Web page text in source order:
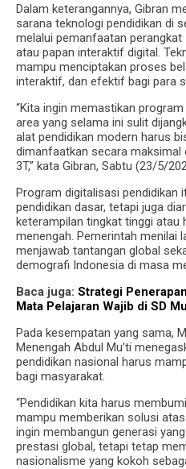
Dalam keterangannya, Gibran
sarana teknologi pendidikan di
melalui pemanfaatan perangkat
atau papan interaktif digital.
mampu menciptakan proses
interaktif, dan efektif bagi para
“Kita ingin memastikan
area yang selama ini sulit
alat pendidikan modern harus
dimanfaatkan secara maksimal
3T,” kata Gibran, Sabtu (23/5/
Program digitalisasi pendidikan
pendidikan dasar, tetapi juga
keterampilan tingkat tinggi atau
menengah. Pemerintah menilai
menjawab tantangan global
demografi Indonesia di masa
Baca juga: Strategi
Mata Pelajaran Wajib di SD
Pada kesempatan yang sama,
Menengah Abdul Mu’ti
pendidikan nasional harus
bagi masyarakat.
“Pendidikan kita harus
mampu memberikan solusi
ingin membangun generasi
prestasi global, tetapi tetap
nasionalisme yang kokoh